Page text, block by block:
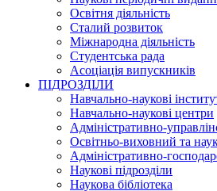
Освітня діяльність
Сталий розвиток
Міжнародна діяльність
Студентська рада
Асоціація випускників
ПІДРОЗДІЛИ
Навчально-наукові
Навчально-наукові центри
Адміністративно-
Освітньо-виховний та
Адміністративно-
Наукові підрозділи
Наукова бібліотека